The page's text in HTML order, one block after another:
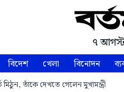
৭
বিদেশ খেলা বিনোদন
মিঠুন, তাঁকে দেখতে গেলেন মুখ্যমন্ত্রী